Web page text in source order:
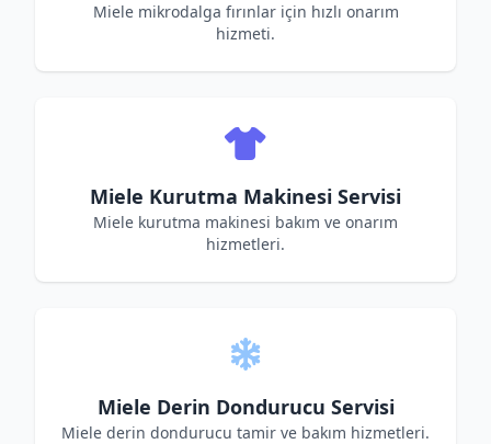
Miele mikrodalga fırınlar için hızlı onarım
hizmeti.
Miele Kurutma Makinesi Servisi
Miele kurutma makinesi bakım ve onarım
hizmetleri.
Miele Derin Dondurucu Servisi
Miele derin dondurucu tamir ve bakım hizmetleri.